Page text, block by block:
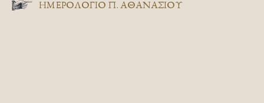
ΗΜΕΡΟΛΟΓΙΟ Π. ΑΘΑΝΑΣΙΟΥ